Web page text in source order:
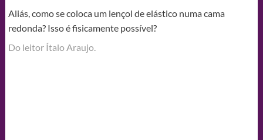
Aliás, como se coloca um lençol de elástico numa cama
redonda? Isso é fisicamente possível?
Do leitor Ítalo Araujo.